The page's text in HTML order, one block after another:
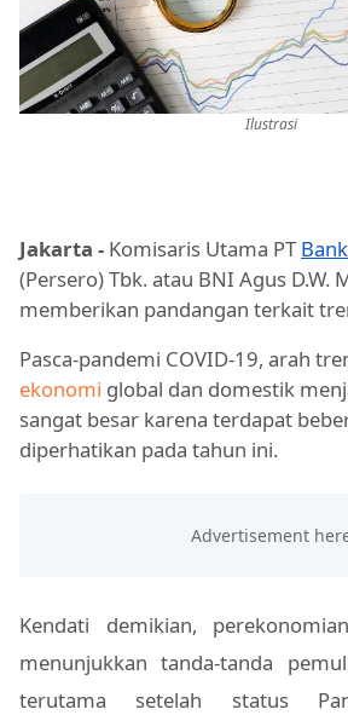
Ilustrasi
Jakarta - Komisaris Utama PT
(Persero) Tbk. atau BNI Agus D.W.
memberikan pandangan terkait
Pasca-pandemi COVID-19, arah
ekonomi global dan domestik
sangat besar karena terdapat
diperhatikan pada tahun ini.
Kendati demikian,
menunjukkan tanda-tanda
terutama setelah status